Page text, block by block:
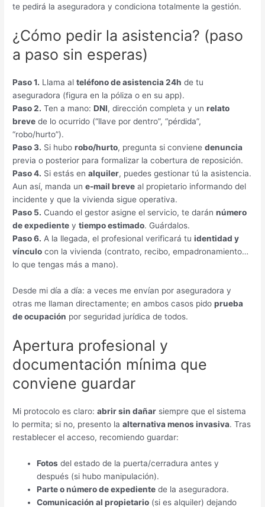
te pedirá la aseguradora y condiciona totalmente la gestión.
¿Cómo pedir la asistencia? (paso
a paso sin esperas)
Paso 1. Llama alteléfono de asistencia 24h de tu
aseguradora (figura en la póliza o en su app).
Paso 2. Ten a mano:DNI, dirección completa y unrelato
breve de lo ocurrido (“llave por dentro”, “pérdida”,
“robo/hurto”).
Paso 3. Si huborobo/hurto, pregunta si convienedenuncia
previa o posterior para formalizar la cobertura de reposición.
Paso 4. Si estás enalquiler, puedes gestionar tú la asistencia.
Aun así, manda une-mail breve al propietario informando del
incidente y que la vivienda sigue operativa.
Paso 5. Cuando el gestor asigne el servicio, te daránnúmero
de expediente ytiempo estimado. Guárdalos.
Paso 6. A la llegada, el profesional verificará tuidentidad y
vínculo con la vivienda (contrato, recibo, empadronamiento…
lo que tengas más a mano).
Desde mi día a día: a veces me envían por aseguradora y
otras me llaman directamente; en ambos casos pidoprueba
de ocupación por seguridad jurídica de todos.
Apertura profesional y
documentación mínima que
conviene guardar
Mi protocolo es claro:abrir sin dañar siempre que el sistema
lo permita; si no, presento laalternativa menos invasiva. Tras
restablecer el acceso, recomiendo guardar:
Fotos del estado de la puerta/cerradura antes y
después (si hubo manipulación).
Parte o número de expediente de la aseguradora.
Comunicación al propietario (si es alquiler) dejando